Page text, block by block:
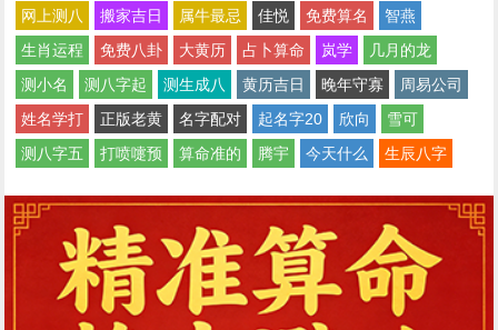
网上测八 搬家吉日 属牛最忌 佳悦 免费算名
智燕
生肖运程
免费八卦 大黄历 占卜算命 岚学
几月的龙
测小名
测八字起 测生成八 黄历吉日 晚年守寡
周易公司
姓名学打
正版老黄 名字配对 起名字20 欣向
雪可
测八字五
打喷嚏预 算命准的 腾宇 今天什么 生辰八字